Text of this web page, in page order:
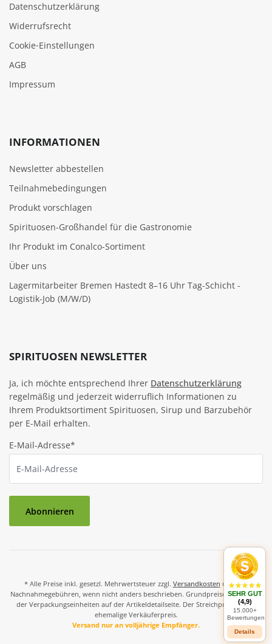
Datenschutzerklärung
Widerrufsrecht
Cookie‑Einstellungen
AGB
Impressum
INFORMATIONEN
Newsletter abbestellen
Teilnahmebedingungen
Produkt vorschlagen
Spirituosen-Großhandel für die Gastronomie
Ihr Produkt im Conalco-Sortiment
Über uns
Lagermitarbeiter Bremen Hastedt 8–16 Uhr Tag-Schicht -
Logistik-Job (M/W/D)
SPIRITUOSEN NEWSLETTER
Ja, ich möchte entsprechend Ihrer Datenschutzerklärung
regelmäßig und jederzeit widerruflich Informationen zu
Ihrem Produktsortiment Spirituosen, Sirup und Barzubehör
per E-Mail erhalten.
E-Mail-Adresse*
Abonnieren
* Alle Preise inkl. gesetzl. Mehrwertsteuer zzgl. Versandkosten und ggf.
Nachnahmegebühren, wenn nicht anders beschrieben. Grundpreise und Preise
der Verpackungseinheiten auf der Artikeldetailseite. Der Streichpreis ist der
ehemalige Verkäuferpreis.
Versand nur an volljährige Empfänger.
SEHR GUT
(4,9)
15.000+
Bewertungen
Details